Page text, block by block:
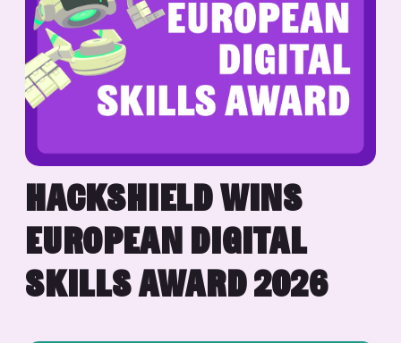
HACKSHIELD WINS
EUROPEAN DIGITAL
SKILLS AWARD 2026